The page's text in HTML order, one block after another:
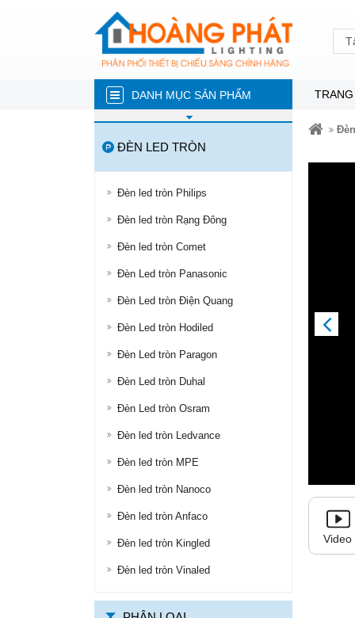
DANH MỤC SẢN PHẨM
ĐÈN NĂNG LƯỢNG MẶT TRỜI
ĐÈN LED TRÒN
ĐÈN BÁN NGUYỆT
ĐÈN PHA
ĐÈN LED NHÀ XƯỞNG
ĐÈN ĐƯỜNG LED
ĐÈN LED ỐP TRẦN
ĐÈN LED PANEL
ĐÈN THÔNG MINH
ĐÈN CHỐNG CHÁY NỔ
ĐÈN EXIT
ĐÈN KHẨN CẤP
BỘ MÁNG ĐÈN LED
ĐÈN LED TRÒN
Đèn led tròn Philips
Đèn led tròn Rạng Đông
Đèn led tròn Comet
Đèn Led tròn Panasonic
Đèn Led tròn Điện Quang
Đèn Led tròn Hodiled
Đèn Led tròn Paragon
Đèn Led tròn Duhal
Đèn Led tròn Osram
Đèn led tròn Ledvance
Đèn led tròn MPE
Đèn led tròn Nanoco
Đèn led tròn Anfaco
Đèn led tròn Kingled
Đèn led tròn Vinaled
PREVIOUS
Video